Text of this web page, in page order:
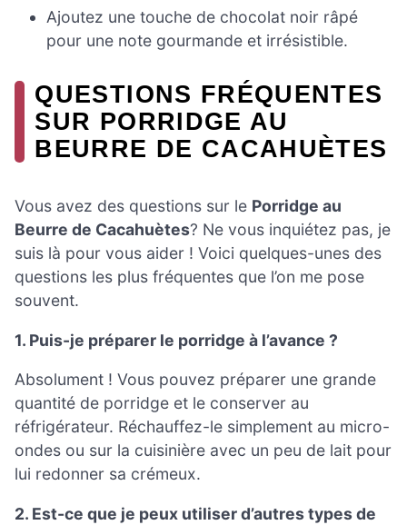
Ajoutez une touche de chocolat noir râpé
pour une note gourmande et irrésistible.
QUESTIONS FRÉQUENTES
SUR PORRIDGE AU
BEURRE DE CACAHUÈTES
Vous avez des questions sur le Porridge au
Beurre de Cacahuètes? Ne vous inquiétez pas, je
suis là pour vous aider ! Voici quelques-unes des
questions les plus fréquentes que l’on me pose
souvent.
1. Puis-je préparer le porridge à l’avance ?
Absolument ! Vous pouvez préparer une grande
quantité de porridge et le conserver au
réfrigérateur. Réchauffez-le simplement au micro-
ondes ou sur la cuisinière avec un peu de lait pour
lui redonner sa crémeux.
2. Est-ce que je peux utiliser d’autres types de